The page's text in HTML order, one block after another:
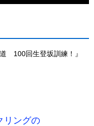
100回生登坂訓練！』
リングの